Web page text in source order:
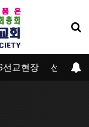
선교현장 선교대학